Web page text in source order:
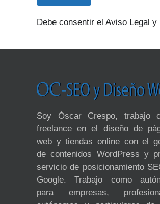
Debe consentir el Aviso Legal
Soy Óscar Crespo, trabajo
freelance en el diseño de
web y tiendas online con el
de contenidos WordPress y
servicio de posicionamiento
Google. Trabajo como
para empresas,